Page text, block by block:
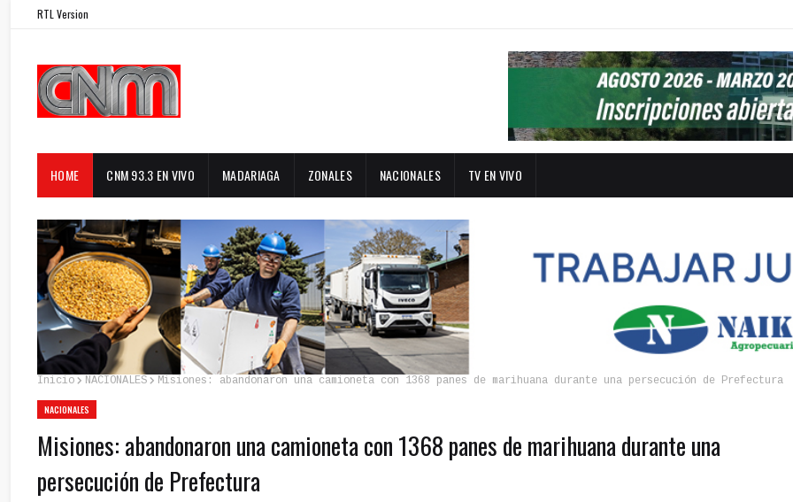
RTL Version
HOME CNM 93.3 EN VIVO MADARIAGA ZONALES NACIONALES TV EN VIVO
Inicio NACIONALES Misiones: abandonaron una camioneta con 1368 panes de marihuana durante una persecución de Prefectura
NACIONALES
Misiones: abandonaron una camioneta con 1368 panes de marihuana durante una
persecución de Prefectura